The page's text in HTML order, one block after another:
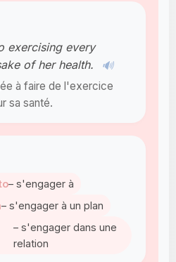
exercising every
of her health.
🔊
à faire de l'exercice
sa santé.
– s'engager à
– s'engager à un plan
– s'engager dans une
relation